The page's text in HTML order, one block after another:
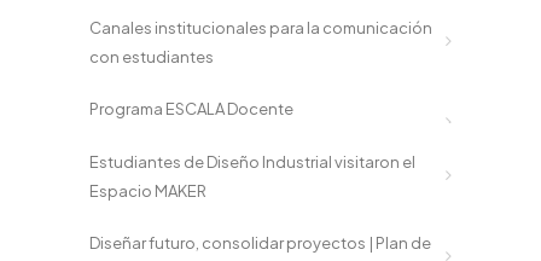
Canales institucionales para la comunicación
con estudiantes
Programa ESCALA Docente
Estudiantes de Diseño Industrial visitaron el
Espacio MAKER
Diseñar futuro, consolidar proyectos | Plan de